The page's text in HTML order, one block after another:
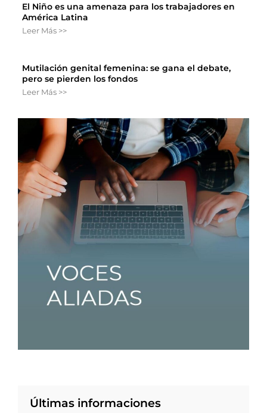
El Niño es una amenaza para los trabajadores en
América Latina
Leer Más >>
Mutilación genital femenina: se gana el debate,
pero se pierden los fondos
Leer Más >>
Últimas informaciones